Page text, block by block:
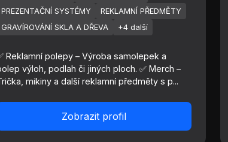
PREZENTAČNÍ SYSTÉMY
REKLAMNÍ PŘEDMĚTY
GRAVÍROVÁNÍ SKLA A DŘEVA
+4 další
Reklamní polepy – Výroba samolepek a
výloh, podlah či jiných ploch. ✅ Merch –
mikiny a další reklamní předměty s p...
Zobrazit profil